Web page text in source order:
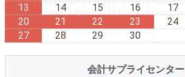
13
14 15 16 17
20
21 22 23 24
27
28 29 30
会計サプライセンター